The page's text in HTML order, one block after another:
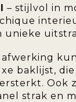
– stijlvol in
unieke
baklijst,
Ook
strak en